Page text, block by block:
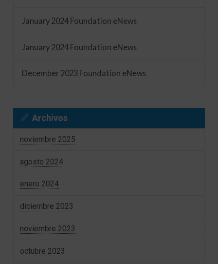
January 2024 Foundation eNews
January 2024 Foundation eNews
December 2023 Foundation eNews
Archivos
noviembre 2025
agosto 2024
enero 2024
diciembre 2023
noviembre 2023
octubre 2023